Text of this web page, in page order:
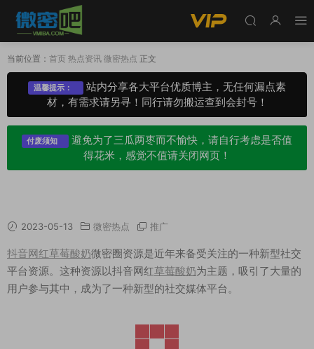
当前位置： 首页 热点资讯 微密热点 正文
温馨提示：
站内分享各大平台优质博主，无任何漏点素
材，有需求请另寻！同行请勿搬运查到会封号！
付废须知
避免为了三瓜两枣而不愉快，请自行考虑是否值
得花米，感觉不值请关闭网页！
2023-05-13 微密热点 推广
抖音网红草莓酸奶微密圈资源是近年来备受关注的一种新型社交
平台资源。这种资源以抖音网红草莓酸奶为主题，吸引了大量的
用户参与其中，成为了一种新型的社交媒体平台。